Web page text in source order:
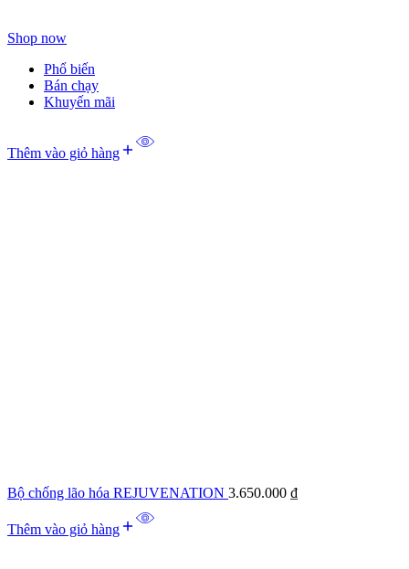
Shop now
Phổ biến
Bán chạy
Khuyến mãi
Thêm vào giỏ hàng
Bộ chống lão hóa REJUVENATION 3.650.000 ₫
Thêm vào giỏ hàng